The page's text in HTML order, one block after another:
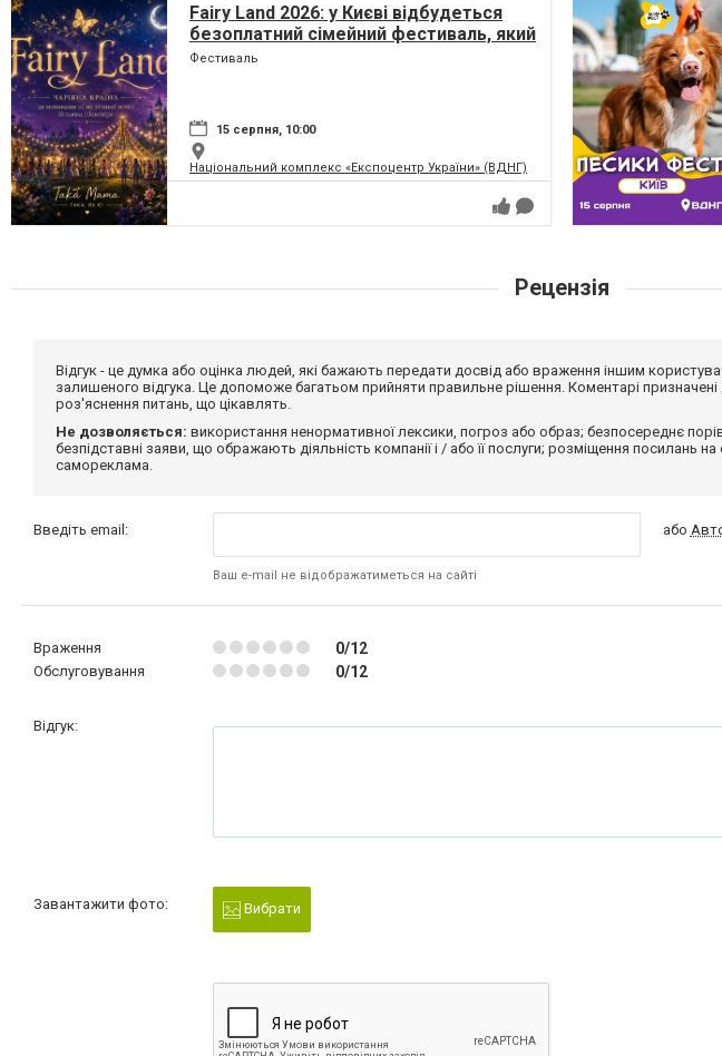
Fairy Land 2026: у Києві відбудеться
безоплатний сімейний фестиваль, який
перетворить парк на ВДНГ на чарівну
Фестиваль
15 серпня, 10:00
Національний комплекс «Експоцентр України» (ВДНГ)
Рецензія
Відгук - це думка або оцінка людей, які бажають передати досвід або враження іншим
залишеного відгука. Це допоможе багатьом прийняти правильне рішення. Коментарі
роз'яснення питань, що цікавлять.
Не дозволяється: використання ненормативної лексики, погроз або образ; безпосереднє
безпідставні заяви, що ображають діяльність компанії і / або її послуги; розміщення посилань
самореклама.
Введіть email:
Ваш e-mail не відображатиметься на сайті
або
Враження 0/12
Обслуговування 0/12
Відгук:
Завантажити фото: Вибрати